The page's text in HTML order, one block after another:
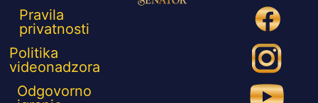
Pravila
privatnosti
Politika
videonadzora
Odgovorno